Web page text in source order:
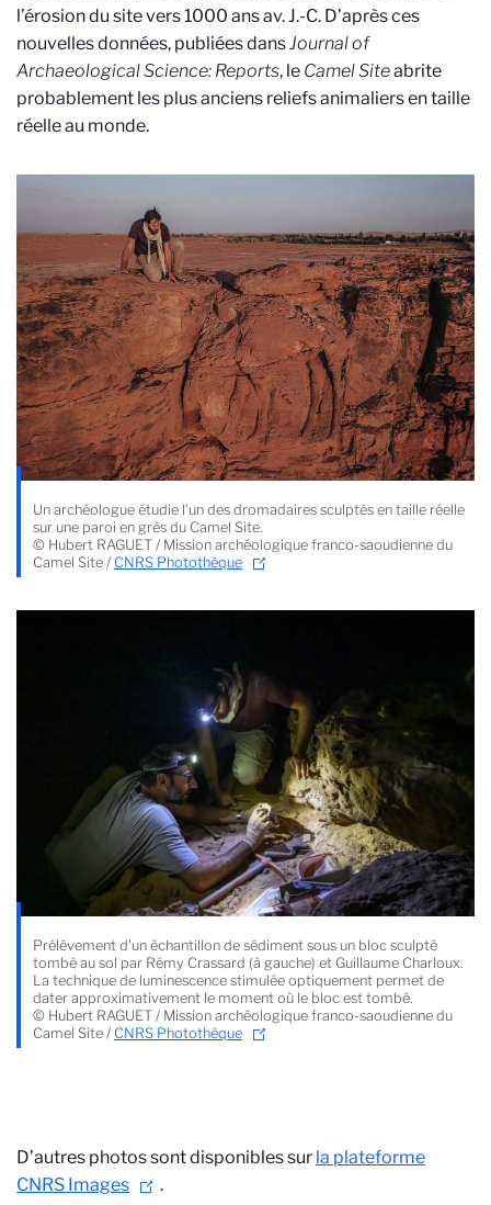
l’érosion du site vers 1000 ans av. J.-C. D’après ces
nouvelles données, publiées dansJournal of
Archaeological Science: Reports, le Camel Siteabrite
probablement les plus anciens reliefs animaliers en taille
réelle au monde.
Un archéologue étudie l’un des dromadaires sculptés en taille réelle
sur une paroi en grès du Camel Site.
© Hubert RAGUET / Mission archéologique franco-saoudienne du
Camel Site / CNRS Photothèque
Prélèvement d'un échantillon de sédiment sous un bloc sculpté
tombé au sol par Rémy Crassard (à gauche) et Guillaume Charloux.
La technique de luminescence stimulée optiquement permet de
dater approximativement le moment où le bloc est tombé.
© Hubert RAGUET / Mission archéologique franco-saoudienne du
Camel Site / CNRS Photothèque
D’autres photos sont disponibles sur la plateforme
CNRS Images
.